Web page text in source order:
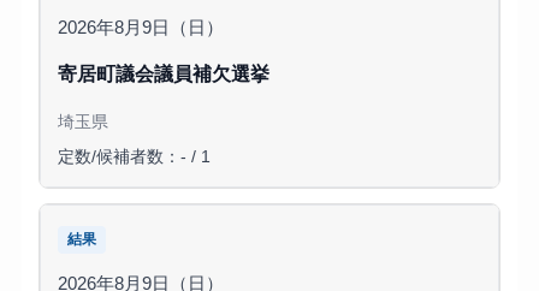
2026年8月9日（日）
寄居町議会議員補欠選挙
埼玉県
定数/候補者数：- / 1
結果
2026年8月9日（日）